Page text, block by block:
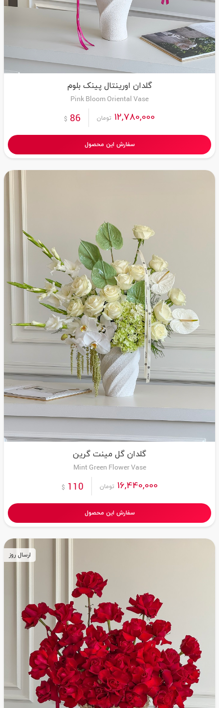
گلدان اورینتال پینک بلوم
Pink Bloom Oriental Vase
12,780,000 تومان 86
$
سفارش این محصول
گلدان گل مینت گرین
Mint Green Flower Vase
16,440,000 تومان 110
$
سفارش این محصول
ارسال روز